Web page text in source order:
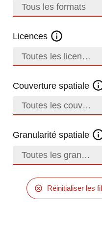
Tous les formats
Licences
Toutes les licences
Couverture spatiale
Toutes les
Granularité spatiale
Toutes les
Réinitialiser les